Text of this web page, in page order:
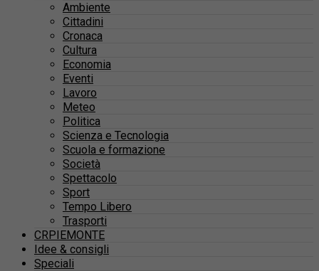
Ambiente
Cittadini
Cronaca
Cultura
Economia
Eventi
Lavoro
Meteo
Politica
Scienza e Tecnologia
Scuola e formazione
Società
Spettacolo
Sport
Tempo Libero
Trasporti
CRPIEMONTE
Idee & consigli
Speciali